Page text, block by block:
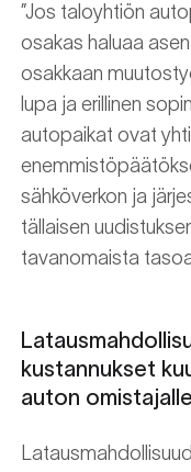
”Jos taloyhtiön
osakas haluaa
osakkaan
lupa ja erillinen
autopaikat ovat
sähköverkon ja
tällaisen
tavanomaista
kustannukset
auton omistajalle